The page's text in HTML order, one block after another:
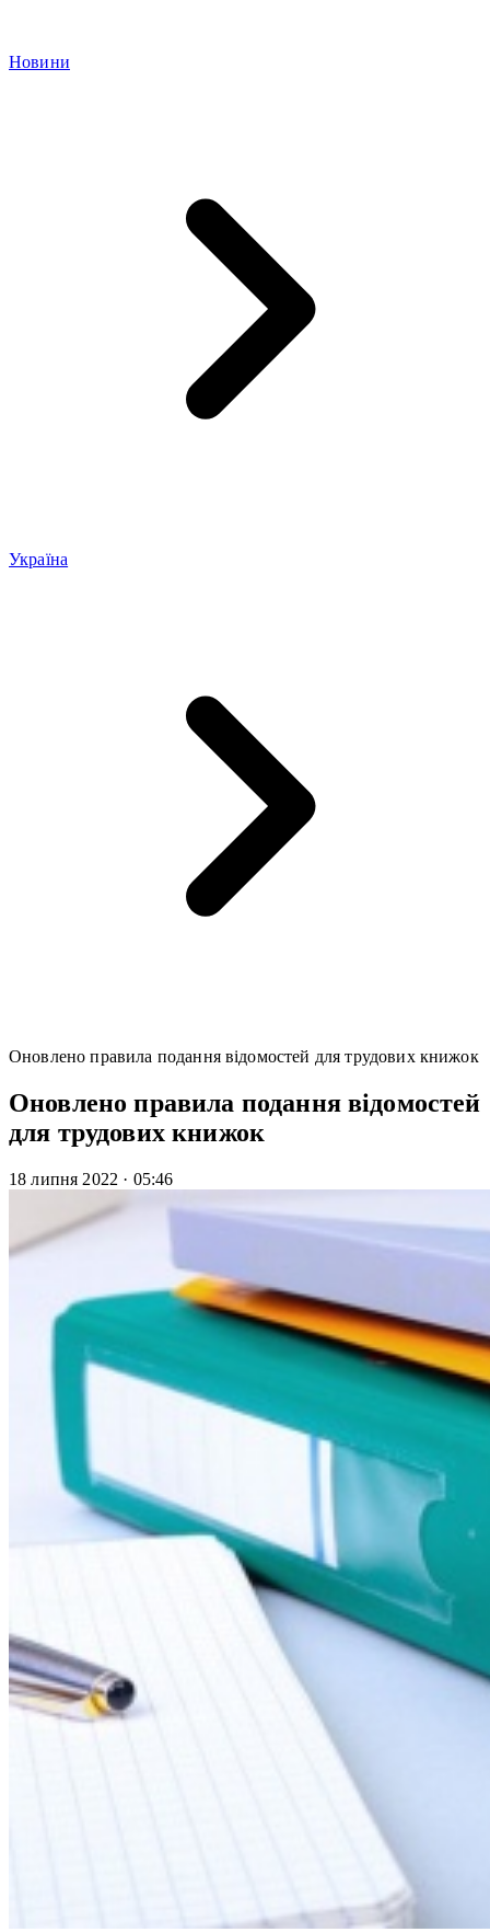
Новини
Україна
Оновлено правила подання відомостей для трудових книжок
Оновлено правила подання відомостей
для трудових книжок
18 липня 2022 · 05:46